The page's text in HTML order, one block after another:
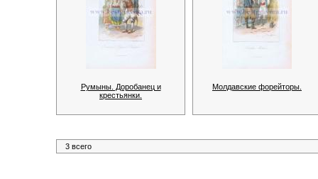
Румыны. Доробанец и
крестьянки.
Молдавские форейторы.
3 всего